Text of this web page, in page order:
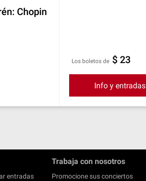
Chopin
Los boletos de $ 23
Info y entradas
entradas
Trabaja con nosotros
Promocione sus conciertos